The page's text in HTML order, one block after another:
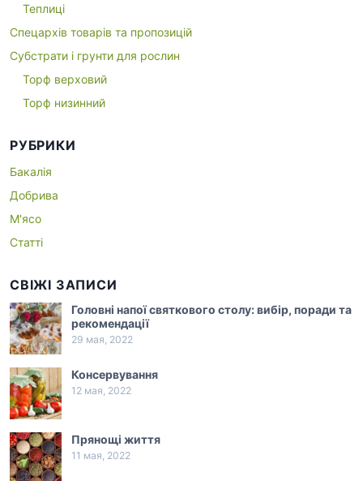
Теплиці
Спецархів товарів та пропозицій
Субстрати і грунти для рослин
Торф верховий
Торф низинний
РУБРИКИ
Бакалія
Добрива
М'ясо
Статті
СВІЖІ ЗАПИСИ
Головні напої святкового столу: вибір, поради та
рекомендації
29 мая, 2022
Консервування
12 мая, 2022
Прянощі життя
11 мая, 2022